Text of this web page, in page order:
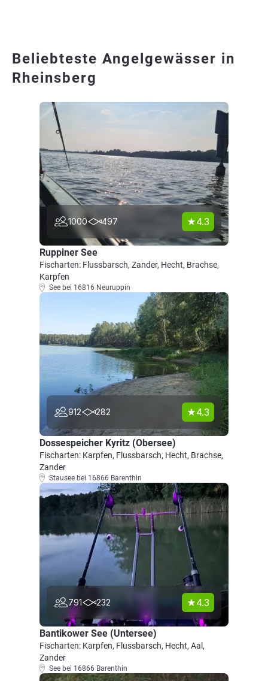
Beliebteste Angelgewässer in
Rheinsberg
1000 497 4.3
Ruppiner See
Fischarten: Flussbarsch, Zander, Hecht, Brachse,
Karpfen
See bei 16816 Neuruppin
912 282 4.3
Dossespeicher Kyritz (Obersee)
Fischarten: Karpfen, Flussbarsch, Hecht, Brachse,
Zander
Stausee bei 16866 Barenthin
791 232 4.3
Bantikower See (Untersee)
Fischarten: Karpfen, Flussbarsch, Hecht, Aal,
Zander
See bei 16866 Barenthin